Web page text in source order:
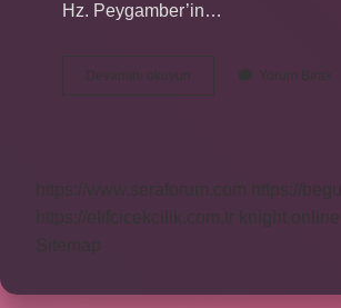
Hz. Peygamber’in…
Devamını okuyun
Kosar
Yorum Bırak
https://www.seraforum.com
https://
https://elifcicekcilik.com.tr
knight online
Sitemap